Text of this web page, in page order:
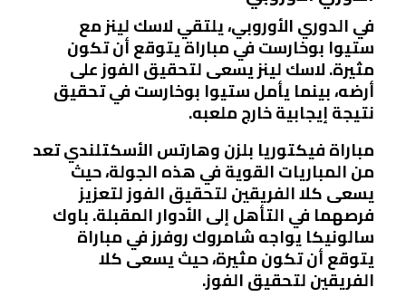
في الدوري الأوروبي، يلتقي لاسك لينز مع
ستيوا بوخارست في مباراة يتوقع أن تكون
مثيرة. لاسك لينز يسعى لتحقيق الفوز على
أرضه، بينما يأمل ستيوا بوخارست في تحقيق
نتيجة إيجابية خارج ملعبه.
مباراة فيكتوريا بلزن وهارتس الأسكتلندي تعد
من المباريات القوية في هذه الجولة، حيث
يسعى كلا الفريقين لتحقيق الفوز لتعزيز
فرصهما في التأهل إلى الأدوار المقبلة. باوك
سالونيكا يواجه شامروك روفرز في مباراة
يتوقع أن تكون مثيرة، حيث يسعى كلا
الفريقين لتحقيق الفوز.